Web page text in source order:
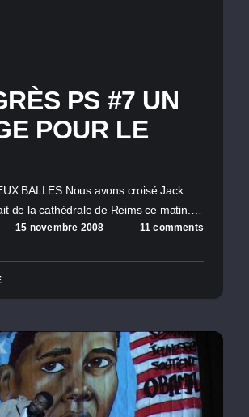
PS #7 UN
POUR LE
BALLES Nous avons croisé Jack
de la cathédrale de Reims ce matin.…
15 novembre 2008 11 comments